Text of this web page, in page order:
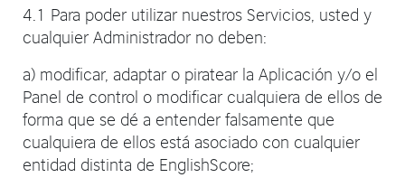
4.1 Para poder utilizar nuestros Servicios, usted y
cualquier Administrador no deben:
a) modificar, adaptar o piratear la Aplicación y/o el
Panel de control o modificar cualquiera de ellos de
forma que se dé a entender falsamente que
cualquiera de ellos está asociado con cualquier
entidad distinta de EnglishScore;